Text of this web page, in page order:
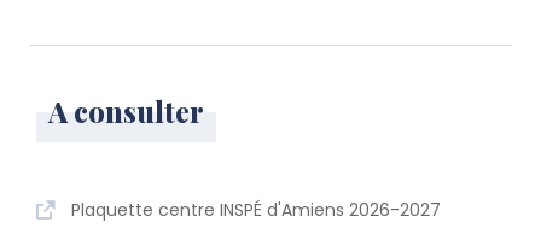
A consulter
Plaquette centre INSPÉ d'Amiens 2026-2027